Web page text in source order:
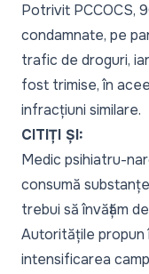
Potrivit PCCOCS,
condamnate, pe
trafic de droguri,
fost trimise, în
infracțiuni similare.
CITIȚI ȘI:
Medic psihiatru-
consumă
trebui să învățăm
Autoritățile propun
intensificarea